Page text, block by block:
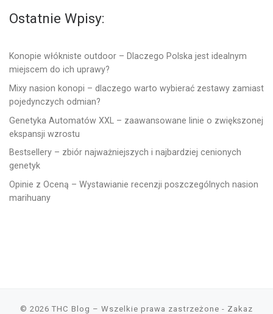
Ostatnie Wpisy:
Konopie włókniste outdoor – Dlaczego Polska jest idealnym
miejscem do ich uprawy?
Mixy nasion konopi – dlaczego warto wybierać zestawy zamiast
pojedynczych odmian?
Genetyka Automatów XXL – zaawansowane linie o zwiększonej
ekspansji wzrostu
Bestsellery – zbiór najważniejszych i najbardziej cenionych
genetyk
Opinie z Oceną – Wystawianie recenzji poszczególnych nasion
marihuany
© 2026THC Blog – Wszelkie prawa zastrzeżone - Zakaz